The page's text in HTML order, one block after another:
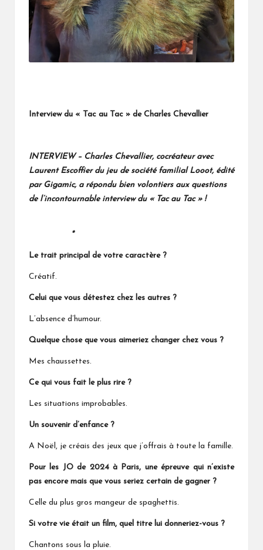
Interview du « Tac au Tac » de Charles Chevallier
INTERVIEW – Charles Chevallier, cocréateur avec
Laurent Escoffier du jeu de société familial Looot, édité
par Gigamic, a répondu bien volontiers aux questions
de l’incontournable interview du « Tac au Tac » !
*
Le trait principal de votre caractère ?
Créatif.
Celui que vous détestez chez les autres ?
L’absence d’humour.
Quelque chose que vous aimeriez changer chez vous ?
Mes chaussettes.
Ce qui vous fait le plus rire ?
Les situations improbables.
Un souvenir d’enfance ?
A Noël, je créais des jeux que j’offrais à toute la famille.
Pour les JO de 2024 à Paris, une épreuve qui n’existe
pas encore mais que vous seriez certain de gagner ?
Celle du plus gros mangeur de spaghettis.
Si votre vie était un film, quel titre lui donneriez-vous ?
Chantons sous la pluie.